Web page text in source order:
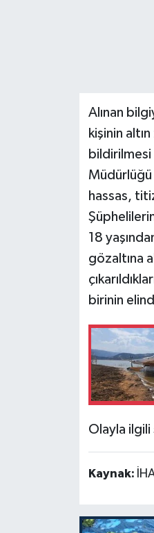
Alınan
kişinin
bildirilmesi
hassas,
18
gözaltına
birinin
Olayla
Kaynak: